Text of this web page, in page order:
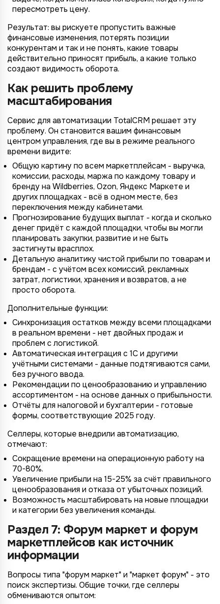
пересмотреть цену.
Результат: вы рискуете пропустить важные
финансовые изменения, потерять позиции
конкурентам и так и не понять, какие товары
действительно приносят прибыль, а какие только
создают видимость оборота.
Как решить проблему
масштабирования
Сервис для автоматизации TotalCRM решает эту
проблему. Он становится вашим финансовым
центром управления, где вы в режиме реального
времени видите:
Общую картину по всем маркетплейсам - выручка,
комиссии, расходы, маржа по каждому товару и
бренду на Wildberries, Ozon, Яндекс Маркете и
других площадках - всё в одном месте, без
переключения между кабинетами.
Прогнозирование будущих выплат - когда и сколько
денег придёт с каждой площадки, чтобы вы могли
планировать закупки, развитие и не быть
застигнуты врасплох.
Детальную аналитику чистой прибыли по товарам и
брендам - с учётом всех комиссий, рекламных
затрат, логистики, хранения и возвратов, а не
просто оборота.
Дополнительные функции:
Синхронизация остатков между всеми площадками
в реальном времени - нет двойных продаж и
проблем с логистикой.
Автоматическая интеграция с 1С и другими
учётными системами - данные подтягиваются сами,
без ручного ввода.
Рекомендации по ценообразованию и управлению
ассортиментом - на основе данных о прибыльности.
Отчёты для налоговой и бухгалтерии - готовые
формы, соответствующие 2025 году.
Селлеры, которые внедрили автоматизацию,
отмечают:
Сокращение времени на операционную работу на
70-80%.
Увеличение прибыли на 15-25% за счёт правильного
ценообразования и отказа от убыточных позиций.
Возможность масштабировать на новые площадки
и категории без увеличения команды.
Раздел 7: Форум маркет и форум
маркетплейсов как источник
информации
Вопросы типа "форум маркет" и "маркет форум" - это
поиск экспертизы. Общие точки, где селлеры
обмениваются опытом: